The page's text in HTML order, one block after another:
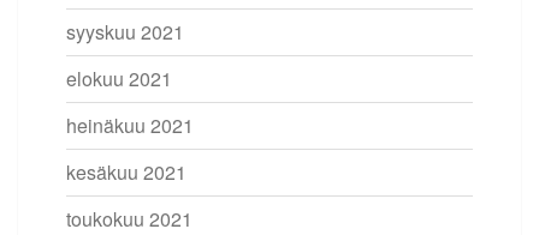
syyskuu 2021
elokuu 2021
heinäkuu 2021
kesäkuu 2021
toukokuu 2021